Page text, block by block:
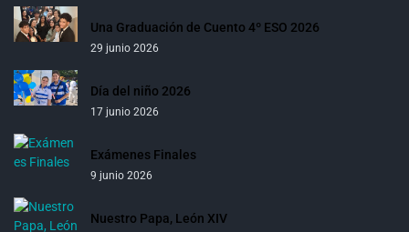
Una Graduación de Cuento 4º ESO 2026
29 junio 2026
Día del niño 2026
17 junio 2026
Exámenes Finales
9 junio 2026
Nuestro Papa, León XIV